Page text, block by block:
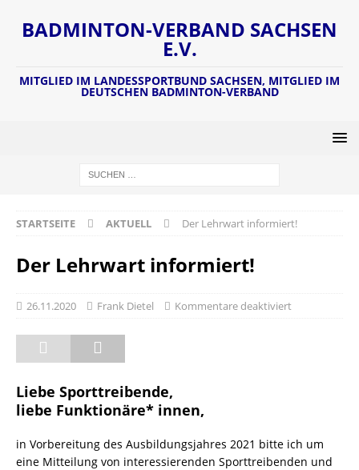
BADMINTON-VERBAND SACHSEN
E.V.
MITGLIED IM LANDESSPORTBUND SACHSEN, MITGLIED IM
DEUTSCHEN BADMINTON-VERBAND
STARTSEITE AKTUELL Der Lehrwart informiert!
Der Lehrwart informiert!
26.11.2020 Frank Dietel Kommentare deaktiviert
Liebe Sporttreibende,
liebe Funktionäre* innen,
in Vorbereitung des Ausbildungsjahres 2021 bitte ich um
eine Mitteilung von interessierenden Sporttreibenden und